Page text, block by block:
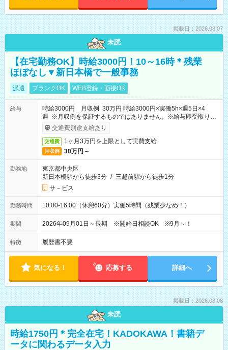
掲載日：2026.08.07
未読
【在宅勤務OK】時給3000円！10～16時＊残業
ほぼなし▼新日本橋で一般事務
派遣 ブランクOK WEB登録・面接OK
給与
時給3000円 月収例 30万円 時給3000円×実働5h×週5日×4
週 ※月収例を保証するものではありません。※給与即受取りサ
ービス利用可（利用条件有）
交通費別途支給あり
交通費 1ヶ月3万円を上限として実費支給
月収例 30万円～
勤務地
東京都中央区
新日本橋駅から徒歩3分 / 三越前駅から徒歩1分
サ－ビス
勤務時間 10:00-16:00（休憩60分）実働5時間（残業少なめ！）
期間 2026年09月01日～長期 ※開始日相談OK ※9月～！
特徴 履歴書不要
気になる！ 応募する 詳細へ
掲載日：2026.08.08
未読
時給1750円＊完全在宅！KADOKAWA！書籍デ
ータに関わるデータ入力